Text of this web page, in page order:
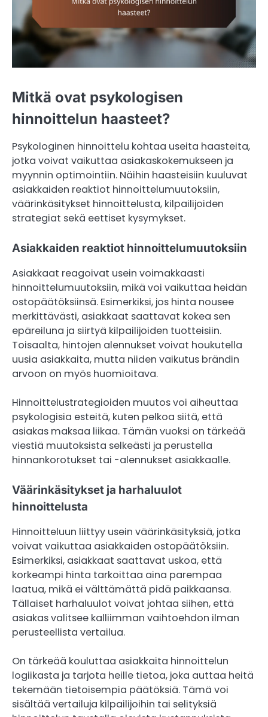
Mitkä ovat psykologisen
hinnoittelun haasteet?
Psykologinen hinnoittelu kohtaa useita haasteita,
jotka voivat vaikuttaa asiakaskokemukseen ja
myynnin optimointiin. Näihin haasteisiin kuuluvat
asiakkaiden reaktiot hinnoittelumuutoksiin,
väärinkäsitykset hinnoittelusta, kilpailijoiden
strategiat sekä eettiset kysymykset.
Asiakkaiden reaktiot hinnoittelumuutoksiin
Asiakkaat reagoivat usein voimakkaasti
hinnoittelumuutoksiin, mikä voi vaikuttaa heidän
ostopäätöksiinsä. Esimerkiksi, jos hinta nousee
merkittävästi, asiakkaat saattavat kokea sen
epäreiluna ja siirtyä kilpailijoiden tuotteisiin.
Toisaalta, hintojen alennukset voivat houkutella
uusia asiakkaita, mutta niiden vaikutus brändin
arvoon on myös huomioitava.
Hinnoittelustrategioiden muutos voi aiheuttaa
psykologisia esteitä, kuten pelkoa siitä, että
asiakas maksaa liikaa. Tämän vuoksi on tärkeää
viestiä muutoksista selkeästi ja perustella
hinnankorotukset tai -alennukset asiakkaalle.
Väärinkäsitykset ja harhaluulot
hinnoittelusta
Hinnoitteluun liittyy usein väärinkäsityksiä, jotka
voivat vaikuttaa asiakkaiden ostopäätöksiin.
Esimerkiksi, asiakkaat saattavat uskoa, että
korkeampi hinta tarkoittaa aina parempaa
laatua, mikä ei välttämättä pidä paikkaansa.
Tällaiset harhaluulot voivat johtaa siihen, että
asiakas valitsee kalliimman vaihtoehdon ilman
perusteellista vertailua.
On tärkeää kouluttaa asiakkaita hinnoittelun
logiikasta ja tarjota heille tietoa, joka auttaa heitä
tekemään tietoisempia päätöksiä. Tämä voi
sisältää vertailuja kilpailijoihin tai selityksiä